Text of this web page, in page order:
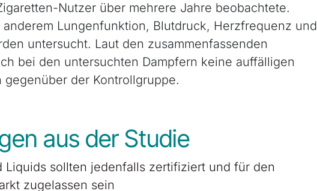
Nutzer über mehrere Jahre beobachtete.
Lungenfunktion, Blutdruck, Herzfrequenz und
untersucht. Laut den zusammenfassenden
bei den untersuchten Dampfern keine auffälligen
gegenüber der Kontrollgruppe.
aus der Studie
Liquids sollten jedenfalls zertifiziert und für den
zugelassen sein